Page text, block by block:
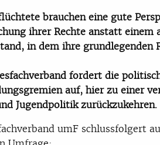
brauchen eine gute
ihrer Rechte anstatt einem
in dem ihre grundlegenden
fordert die
auf, hier zu einer
Jugendpolitik zurückzukehren.
umF schlussfolgert